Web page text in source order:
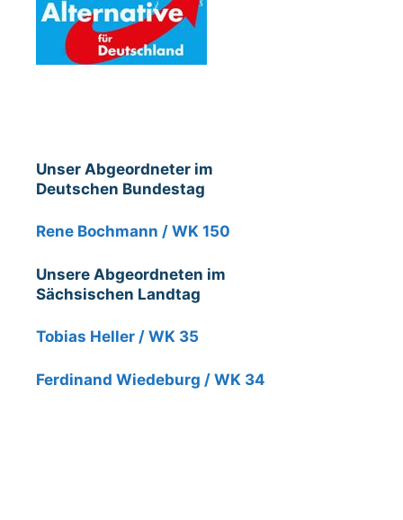
Unser Abgeordneter im
Deutschen Bundestag
Rene Bochmann / WK 150
Unsere Abgeordneten im
Sächsischen Landtag
Tobias Heller / WK 35
Ferdinand Wiedeburg / WK 34